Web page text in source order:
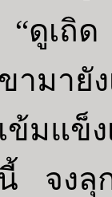
ดูเถิด
ามายั
ข้มแข็
จงลุ